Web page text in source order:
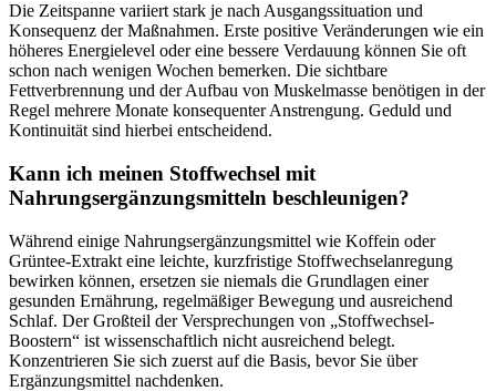
Die Zeitspanne variiert stark je nach Ausgangssituation und
Konsequenz der Maßnahmen. Erste positive Veränderungen wie ein
höheres Energielevel oder eine bessere Verdauung können Sie oft
schon nach wenigen Wochen bemerken. Die sichtbare
Fettverbrennung und der Aufbau von Muskelmasse benötigen in der
Regel mehrere Monate konsequenter Anstrengung. Geduld und
Kontinuität sind hierbei entscheidend.
Kann ich meinen Stoffwechsel mit
Nahrungsergänzungsmitteln beschleunigen?
Während einige Nahrungsergänzungsmittel wie Koffein oder
Grüntee-Extrakt eine leichte, kurzfristige Stoffwechselanregung
bewirken können, ersetzen sie niemals die Grundlagen einer
gesunden Ernährung, regelmäßiger Bewegung und ausreichend
Schlaf. Der Großteil der Versprechungen von „Stoffwechsel-
Boostern“ ist wissenschaftlich nicht ausreichend belegt.
Konzentrieren Sie sich zuerst auf die Basis, bevor Sie über
Ergänzungsmittel nachdenken.